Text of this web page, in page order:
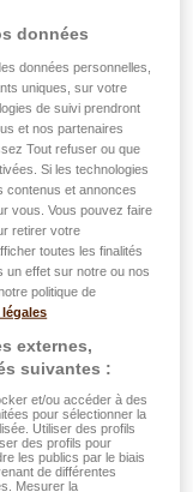
de
données
données personnelles,
uniques, sur votre
de suivi prendront
et nos partenaires
Tout refuser ou que
Si les technologies
contenus et annonces
vous. Vous pouvez faire
retirer votre
toutes les finalités
un effet sur notre ou nos
politique de
externes,
suivantes :
et/ou accéder à des
pour sélectionner la
Utiliser des profils
des profils pour
les publics par le biais
de différentes
Mesurer la